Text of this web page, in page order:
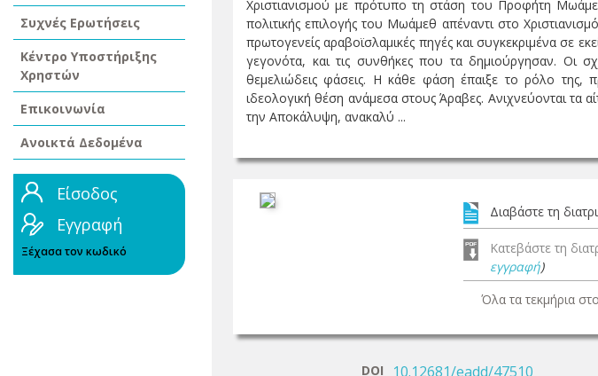
Συχνές Ερωτήσεις
Κέντρο Υποστήριξης
Χρηστών
Επικοινωνία
Ανοικτά Δεδομένα
Είσοδος
Εγγραφή
Ξέχασα τον κωδικό
Χριστιανισμού με πρότυπο τη στάση του Προφήτη
πολιτικής επιλογής του Μωάμεθ απέναντι στο
πρωτογενείς αραβοϊσλαμικές πηγές και συγκεκριμένα σε
γεγονότα, και τις συνθήκες που τα δημιούργησαν. Οι
θεμελιώδεις φάσεις. Η κάθε φάση έπαιξε το ρόλο της,
ιδεολογική θέση ανάμεσα στους Άραβες. Ανιχνεύονται τα
την Αποκάλυψη, ανακαλύ ...
Διαβάστε τη
Κατεβάστε τη
εγγραφή)
Όλα τα τεκμήρια
DOI 10.12681/eadd/47510